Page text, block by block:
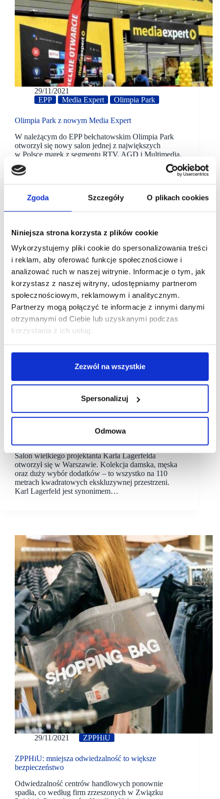
Zgoda Szczegóły O plikach cookies
Niniejsza strona korzysta z plików cookie
Wykorzystujemy pliki cookie do spersonalizowania treści
i reklam, aby oferować funkcje społecznościowe i
analizować ruch w naszej witrynie. Informacje o tym, jak
korzystasz z naszej witryny, udostępniamy partnerom
społecznościowym, reklamowym i analitycznym.
Partnerzy mogą połączyć te informacje z innymi danymi
otrzymanymi od Ciebie lub uzyskanymi podczas
korzystania z ich usług.
Zezwól na wszystkie
Spersonalizuj
Odmowa
29/11/2021
EPP
Media Expert Olimpia Park
Olimpia Park z nowym Media Expert
W należącym do EPP bełchatowskim Olimpia Park
otworzył się nowy salon jednej z największych
w Polsce marek z segmentu RTV, AGD i Multimedia.
Mieszkańcy miasta i okolic mogą już robić zakupy
w elektromarkecie…
29/11/2021 Karl Lagerfeld
Salon wielkiego projektanta Karla Lagerfelda
otworzył się w Warszawie. Kolekcja damska, męska
oraz duży wybór dodatków – to wszystko na 110
metrach kwadratowych ekskluzywnej przestrzeni.
Karl Lagerfeld jest synonimem…
29/11/2021 ZPPHiU
ZPPHiU: mniejsza odwiedzalność to większe
bezpieczeństwo
Odwiedzalność centrów handlowych ponownie
spadła, co według firm zrzeszonych w Związku